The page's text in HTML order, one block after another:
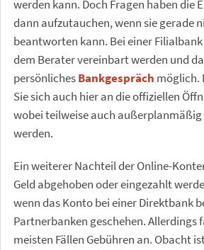
werden kann. Doch Fragen haben die
dann aufzutauchen, wenn sie gerade
beantworten kann. Bei einer
dem Berater vereinbart werden und
persönlichesBankgespräch möglich.
Sie sich auch hier an die offiziellen
wobei teilweise auch
werden.
Ein weiterer Nachteil der Online-
Geld abgehoben oder eingezahlt
wenn das Konto bei einer Direktbank
Partnerbanken geschehen. Allerdings
meisten Fällen Gebühren an. Obacht